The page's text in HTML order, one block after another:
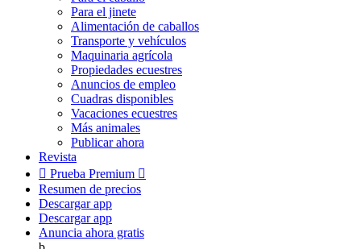
Para el jinete
Alimentación de caballos
Transporte y vehículos
Maquinaria agrícola
Propiedades ecuestres
Anuncios de empleo
Cuadras disponibles
Vacaciones ecuestres
Más animales
Publicar ahora
Revista
 Prueba Premium 
Resumen de precios
Descargar app
Descargar app
Anuncia ahora gratis